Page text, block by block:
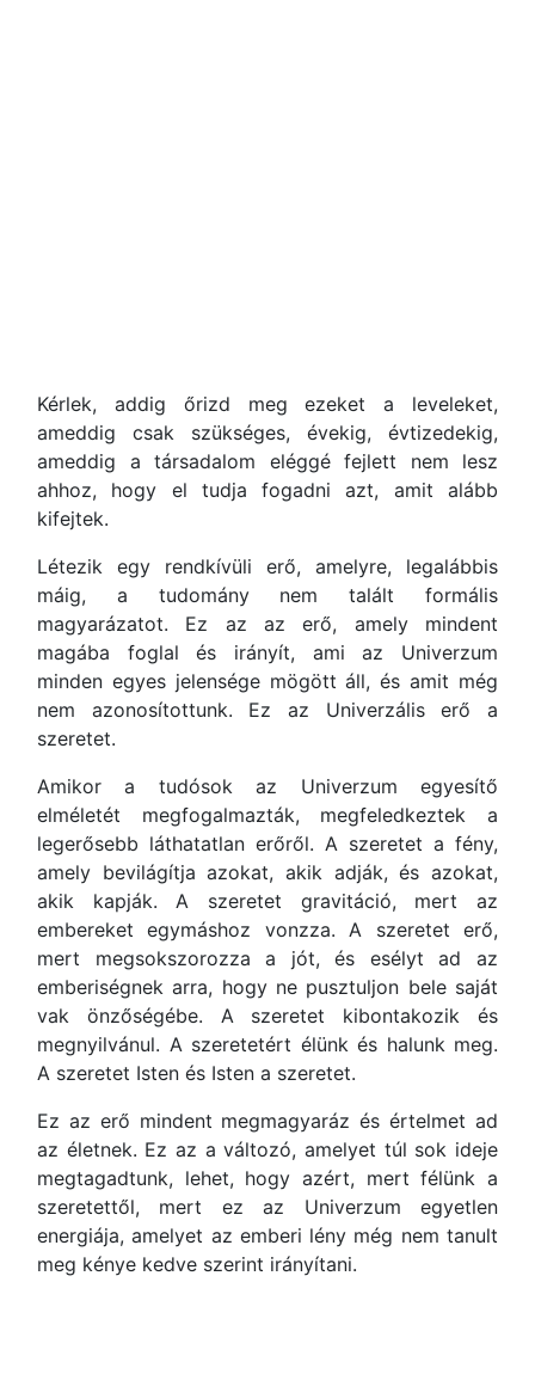
Kérlek, addig őrizd meg ezeket a leveleket,
ameddig csak szükséges, évekig, évtizedekig,
ameddig a társadalom eléggé fejlett nem lesz
ahhoz, hogy el tudja fogadni azt, amit alább
kifejtek.
Létezik egy rendkívüli erő, amelyre, legalábbis
máig, a tudomány nem talált formális
magyarázatot. Ez az az erő, amely mindent
magába foglal és irányít, ami az Univerzum
minden egyes jelensége mögött áll, és amit még
nem azonosítottunk. Ez az Univerzális erő a
szeretet.
Amikor a tudósok az Univerzum egyesítő
elméletét megfogalmazták, megfeledkeztek a
legerősebb láthatatlan erőről. A szeretet a fény,
amely bevilágítja azokat, akik adják, és azokat,
akik kapják. A szeretet gravitáció, mert az
embereket egymáshoz vonzza. A szeretet erő,
mert megsokszorozza a jót, és esélyt ad az
emberiségnek arra, hogy ne pusztuljon bele saját
vak önzőségébe. A szeretet kibontakozik és
megnyilvánul. A szeretetért élünk és halunk meg.
A szeretet Isten és Isten a szeretet.
Ez az erő mindent megmagyaráz és értelmet ad
az életnek. Ez az a változó, amelyet túl sok ideje
megtagadtunk, lehet, hogy azért, mert félünk a
szeretettől, mert ez az Univerzum egyetlen
energiája, amelyet az emberi lény még nem tanult
meg kénye kedve szerint irányítani.